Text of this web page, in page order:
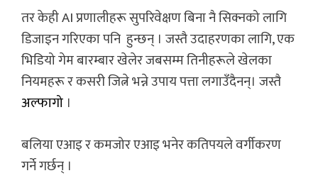
तर केही AI प्रणालीहरू सुपरिवेक्षण बिना नै सिक्नको लागि
डिजाइन गरिएका पनि हुन्छन् । जस्तै उदाहरणका लागि, एक
भिडियो गेम बारम्बार खेलेर जबसम्म तिनीहरूले खेलका
नियमहरू र कसरी जित्ने भन्ने उपाय पत्ता लगाउँदैनन्। जस्तै
अल्फागो ।
बलिया एआइ र कमजोर एआइ भनेर कतिपयले वर्गीकरण
गर्ने गर्छन् ।